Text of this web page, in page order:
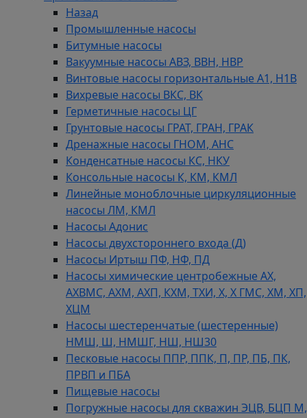
Назад
Промышленные насосы
Битумные насосы
Вакуумные насосы АВЗ, ВВН, НВР
Винтовые насосы горизонтальные А1, Н1В
Вихревые насосы ВКС, ВК
Герметичные насосы ЦГ
Грунтовые насосы ГРАТ, ГРАН, ГРАК
Дренажные насосы ГНОМ, АНС
Конденсатные насосы КС, НКУ
Консольные насосы К, КМ, КМЛ
Линейные моноблочные циркуляционные
насосы ЛМ, КМЛ
Насосы Адонис
Насосы двухстороннего входа (Д)
Насосы Иртыш ПФ, НФ, ПД
Насосы химические центробежные АХ,
АХВМС, АХМ, АХП, КХМ, ТХИ, Х, Х ГМС, ХМ, ХП,
ХЦМ
Насосы шестеренчатые (шестеренные)
НМШ, Ш, НМШГ, НШ, НШ30
Песковые насосы ППР, ППК, П, ПР, ПБ, ПК,
ПРВП и ПБА
Пищевые насосы
Погружные насосы для скважин ЭЦВ, БЦП М,